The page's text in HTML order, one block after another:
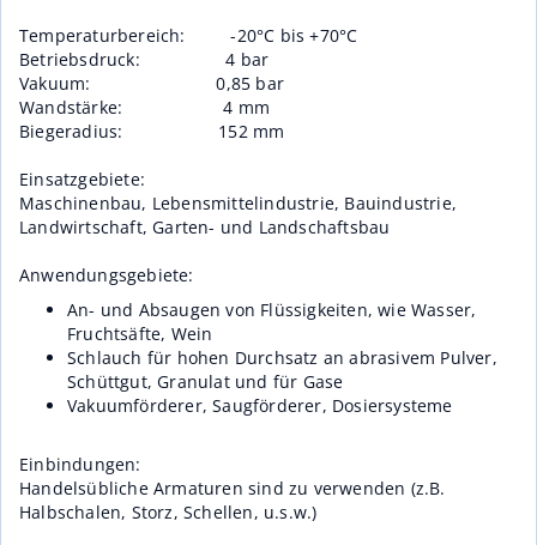
Temperaturbereich: -20°C bis +70°C
Betriebsdruck: 4 bar
Vakuum: 0,85 bar
Wandstärke: 4 mm
Biegeradius: 152 mm
Einsatzgebiete:
Maschinenbau, Lebensmittelindustrie, Bauindustrie,
Landwirtschaft, Garten- und Landschaftsbau
Anwendungsgebiete:
An- und Absaugen von Flüssigkeiten, wie Wasser,
Fruchtsäfte, Wein
Schlauch für hohen Durchsatz an abrasivem Pulver,
Schüttgut, Granulat und für Gase
Vakuumförderer, Saugförderer, Dosiersysteme
Einbindungen:
Handelsübliche Armaturen sind zu verwenden (z.B.
Halbschalen, Storz, Schellen, u.s.w.)